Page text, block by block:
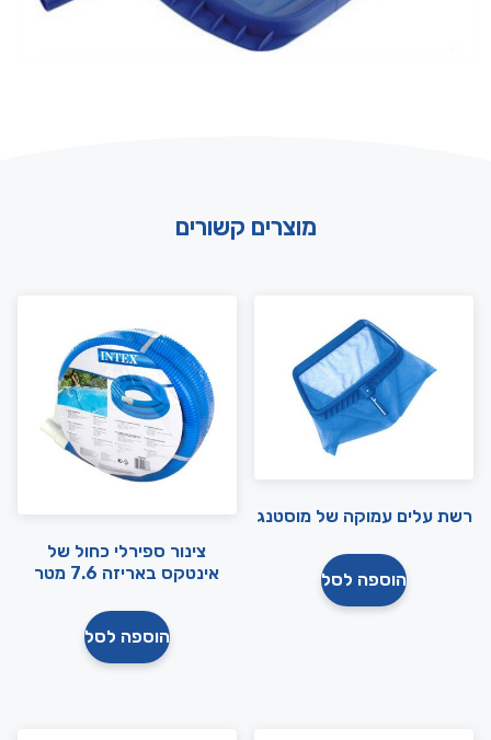
מוצרים קשורים
רשת עלים עמוקה של מוסטנג
הוספה לסל
צינור ספירלי כחול של
אינטקס באריזה 7.6 מטר
הוספה לסל